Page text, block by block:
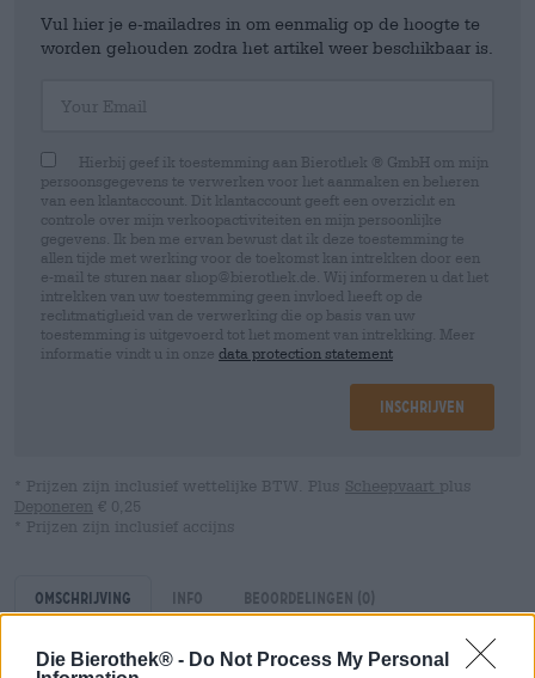
Die Bierothek® - Do Not Process My Personal
Vul hier je e-mailadres in om eenmalig op de hoogte te
worden gehouden zodra het artikel weer beschikbaar is.
Hierbij geef ik toestemming aan Bierothek ® GmbH om mijn
persoonsgegevens te verwerken voor het aanmaken en beheren
van een klantaccount. Dit klantaccount geeft een overzicht en
controle over mijn verkoopactiviteiten en mijn persoonlijke
gegevens. Ik ben me ervan bewust dat ik deze toestemming te
allen tijde met werking voor de toekomst kan intrekken door een
e-mail te sturen naar shop@bierothek.de. Wij informeren u dat het
intrekken van uw toestemming geen invloed heeft op de
rechtmatigheid van de verwerking die op basis van uw
toestemming is uitgevoerd tot het moment van intrekking. Meer
informatie vindt u in onze data protection statement
Inschrijven
* Prijzen zijn inclusief wettelijke BTW. Plus Scheepvaart plus
Deponeren € 0,25
* Prijzen zijn inclusief accijns
Omschrijving Info Beoordelingen (0)